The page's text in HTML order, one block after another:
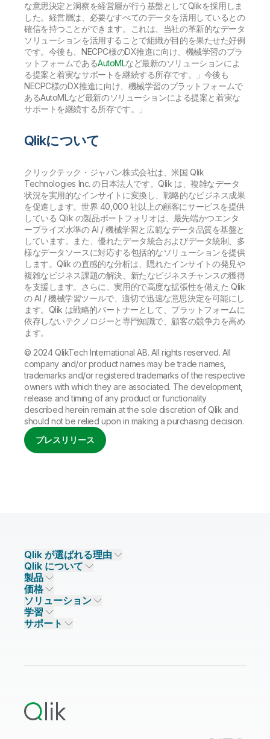
な意思決定と洞察を経営層が行う基盤としてQlikを採用しま
した。経営層は、必要なすべてのデータを活用しているとの
確信を持つことができます。これは、当社の革新的なデータ
ソリューションを活用することで組織が目的を果たせた好例
です。今後も、NECPC様のDX推進に向け、機械学習のプラ
ットフォームであるAutoMLなど最新のソリューションによ
る提案と着実なサポートを継続する所存です。」今後も
NECPC様のDX推進に向け、機械学習のプラットフォームで
あるAutoMLなど最新のソリューションによる提案と着実な
サポートを継続する所存です。」
Qlikについて
クリックテック・ジャパン株式会社は、米国 Qlik
Technologies Inc. の日本法人です。Qlik は、複雑なデータ
状況を実用的なインサイトに変換し、戦略的なビジネス成果
を促進します。世界 40,000 社以上の顧客にサービスを提供
している Qlik の製品ポートフォリオは、最先端かつエンタ
ープライズ水準の AI / 機械学習と広範なデータ品質を基盤と
しています。また、優れたデータ統合およびデータ統制、多
様なデータソースに対応する包括的なソリューションを提供
します。Qlik の直感的な分析は、隠れたインサイトの発見や
複雑なビジネス課題の解決、新たなビジネスチャンスの獲得
を支援します。さらに、実用的で高度な拡張性を備えた Qlik
の AI / 機械学習ツールで、適切で迅速な意思決定を可能にし
ます。Qlik は戦略的パートナーとして、プラットフォームに
依存しないテクノロジーと専門知識で、顧客の競争力を高め
ます。
© 2024 QlikTech International AB. All rights reserved. All
company and/or product names may be trade names,
trademarks and/or registered trademarks of the respective
owners with which they are associated. The development,
release and timing of any product or functionality
described herein remain at the sole discretion of Qlik and
should not be relied upon in making a purchasing decision.
プレスリリース
Qlik が選ばれる理由
Qlik が選ばれる理由
信頼とセキュリティ
信頼とプライバシー
信頼と AI
主なテクノロジーパートナー
データソースとターゲット
Qlik について
企業情報
採用情報
ニュースルーム
事業所 / 連絡先
製品
データ統合とデータ品質
Qlik Talend
Qlik Talend Cloud
Talend Data Fabric
価格
データ統合
データ分析
AI / 機械学習
ソリューション
ソリューションパートナー
パートナー検索
学習
イベント
サポート